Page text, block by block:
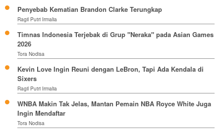
Penyebab Kematian Brandon Clarke Terungkap
Ragil Putri Irmalia
Timnas Indonesia Terjebak di Grup "Neraka" pada Asian Games
2026
Tora Nodisa
Kevin Love Ingin Reuni dengan LeBron, Tapi Ada Kendala di
Sixers
Ragil Putri Irmalia
WNBA Makin Tak Jelas, Mantan Pemain NBA Royce White Juga
Ingin Mendaftar
Tora Nodisa